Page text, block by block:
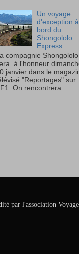
Un voyage
d'exception à
bord du
Shongololo
Express
compagnie Shongololo
à l'honneur
janvier dans le
"Reportages" sur
On rencontrera ...
par l'association